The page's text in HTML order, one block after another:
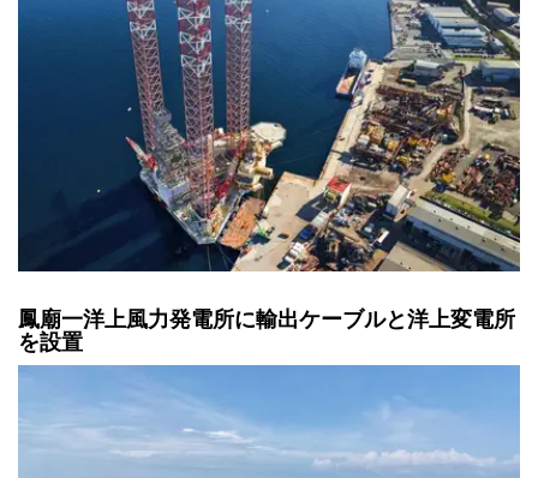
鳳廟一洋上風力発電所に輸出ケーブルと洋上変電所
を設置